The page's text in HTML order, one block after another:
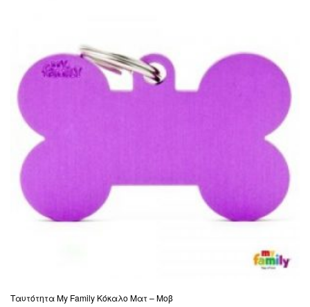
Tαυτότητα Μy Family Κόκαλο Ματ – Μοβ